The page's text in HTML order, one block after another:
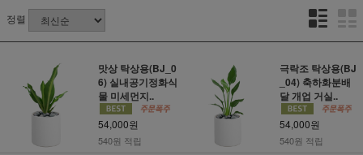
정렬
맛상 탁상용(BJ_0
6) 실내공기정화식
물 미세먼지..
54,000원
540원 적립
극락조 탁상용(BJ
_04) 축하화분배
달 개업 거실..
54,000원
540원 적립